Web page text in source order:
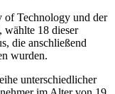
of Technology und der
18 dieser
die anschließend
wurden.
unterschiedlicher